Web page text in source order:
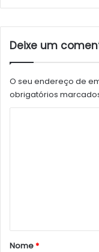
Deixe um
O seu endereço de
obrigatórios
r
Nome*